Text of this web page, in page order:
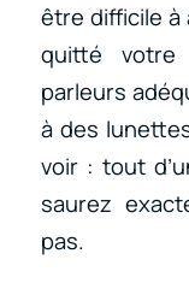
être difficile à
quitté votre
parleurs
à des
voir : tout
saurez
pas.